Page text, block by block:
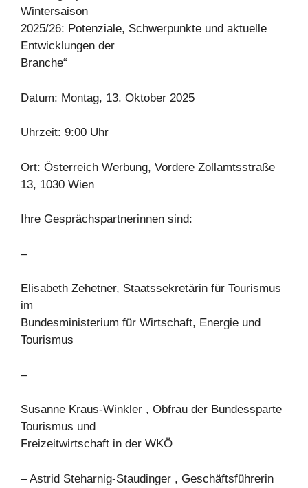
Wintersaison
2025/26: Potenziale, Schwerpunkte und aktuelle
Entwicklungen der
Branche“
Datum: Montag, 13. Oktober 2025
Uhrzeit: 9:00 Uhr
Ort: Österreich Werbung, Vordere Zollamtsstraße
13, 1030 Wien
Ihre Gesprächspartnerinnen sind:
–
Elisabeth Zehetner, Staatssekretärin für Tourismus
im
Bundesministerium für Wirtschaft, Energie und
Tourismus
–
Susanne Kraus-Winkler , Obfrau der Bundessparte
Tourismus und
Freizeitwirtschaft in der WKÖ
– Astrid Steharnig-Staudinger , Geschäftsführerin